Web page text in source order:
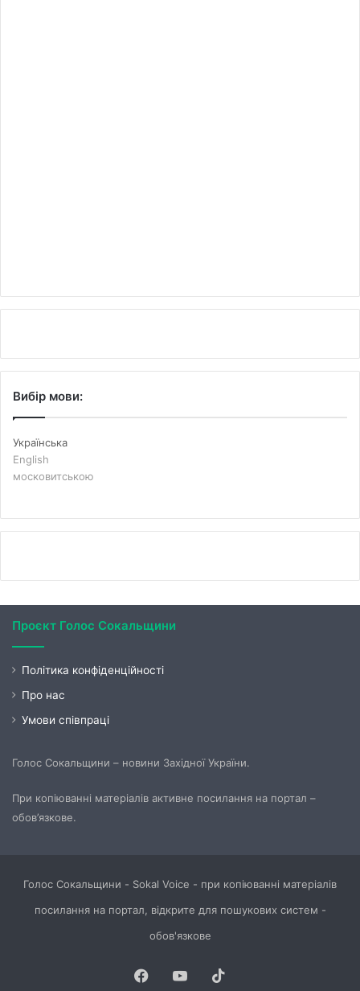
Вибір мови:
Українська
English
московитською
Проєкт Голос Сокальщини
Політика конфіденційності
Про нас
Умови співпраці
Голос Сокальщини – новини Західної України.
При копіюванні матеріалів активне посилання на портал –
обов’язкове.
Голос Сокальщини - Sokal Voice - при копіюванні матеріалів
посилання на портал, відкрите для пошукових систем -
обов'язкове
Facebook
YouTube